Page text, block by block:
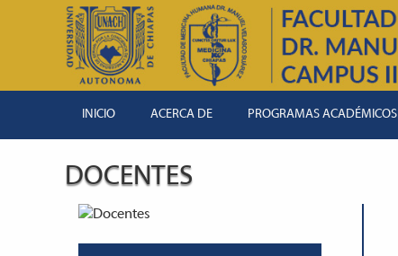
INICIO ACERCA DE PROGRAMAS ACADÉMICOS
DOCENTES